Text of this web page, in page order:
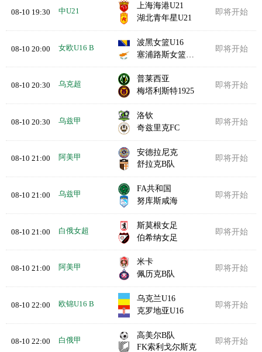
08-10 19:30 中U21
上海海港U21
湖北青年星U21
即将开始
08-10 20:00 女欧U16 B
波黑女篮U16
塞浦路斯女篮U16
即将开始
08-10 20:30 乌克超
普莱西亚
梅塔利斯特1925
即将开始
08-10 20:30 乌兹甲
洛钦
奇兹里克FC
即将开始
08-10 21:00 阿美甲
安德拉尼克
舒拉克B队
即将开始
08-10 21:00 乌兹甲
FA共和国
努库斯咸海
即将开始
08-10 21:00 白俄女超
斯莫根女足
伯希纳女足
即将开始
08-10 21:00 阿美甲
米卡
佩历克B队
即将开始
08-10 22:00 欧锦U16 B
乌克兰U16
克罗地亚U16
即将开始
08-10 22:00 白俄甲
高美尔B队
FK索利戈尔斯克
即将开始